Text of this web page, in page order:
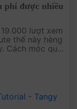
phí được nhiều
lượt xem
thế này hèng
Cách móc quả